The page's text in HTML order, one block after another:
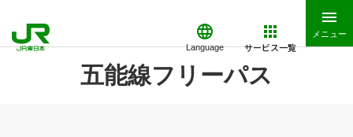
Language サービス一覧
メニュー
五能線フリーパス